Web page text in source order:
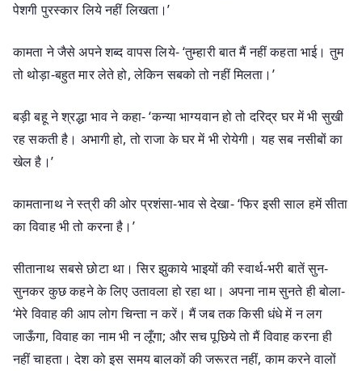
पेशगी पुरस्कार लिये नहीं लिखता।’
कामता ने जैसे अपने शब्द वापस लिये- ‘तुम्हारी बात मैं नहीं कहता भाई। तुम
तो थोड़ा-बहुत मार लेते हो, लेकिन सबको तो नहीं मिलता।’
बड़ी बहू ने श्रद्धा भाव ने कहा- ‘कन्या भाग्यवान हो तो दरिद्र घर में भी सुखी
रह सकती है। अभागी हो, तो राजा के घर में भी रोयेगी। यह सब नसीबों का
खेल है।’
कामतानाथ ने स्त्री की ओर प्रशंसा-भाव से देखा- ‘फिर इसी साल हमें सीता
का विवाह भी तो करना है।’
सीतानाथ सबसे छोटा था। सिर झुकाये भाइयों की स्वार्थ-भरी बातें सुन-
सुनकर कुछ कहने के लिए उतावला हो रहा था। अपना नाम सुनते ही बोला-
‘मेरे विवाह की आप लोग चिन्ता न करें। मैं जब तक किसी धंधे में न लग
जाऊँगा, विवाह का नाम भी न लूँगा; और सच पूछिये तो मैं विवाह करना ही
नहीं चाहता। देश को इस समय बालकों की जरूरत नहीं, काम करने वालों